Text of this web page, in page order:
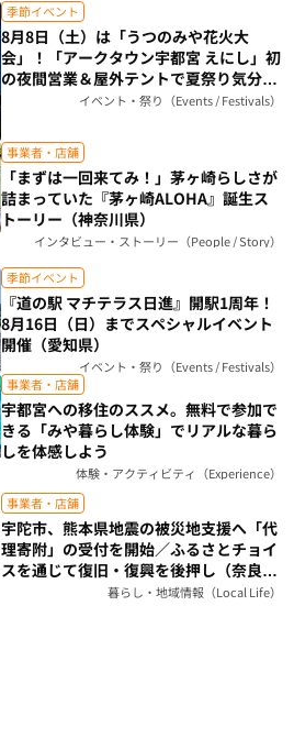
季節イベント
8月8日（土）は「うつのみや花火大
会」！「アークタウン宇都宮 えにし」初
の夜間営業＆屋外テントで夏祭り気分を
楽しもう（栃木県）イベント・祭り（Events / Festivals）
事業者・店舗
「まずは一回来てみ！」茅ヶ崎らしさが
詰まっていた『茅ヶ崎ALOHA』誕生ス
トーリー（神奈川県）
インタビュー・ストーリー（People / Story）
季節イベント
『道の駅 マチテラス日進』開駅1周年！
8月16日（日）までスペシャルイベント
開催（愛知県）
イベント・祭り（Events / Festivals）
事業者・店舗
宇都宮への移住のススメ。無料で参加で
きる「みや暮らし体験」でリアルな暮ら
しを体感しよう
体験・アクティビティ（Experience）
事業者・店舗
宇陀市、熊本県地震の被災地支援へ「代
理寄附」の受付を開始／ふるさとチョイ
スを通じて復旧・復興を後押し（奈良
暮らし・地域情報（Local Life）